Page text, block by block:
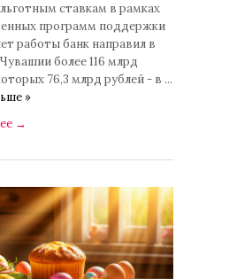
ставкам в рамках
программ поддержки
работы банк направил в
более 116 млрд
76,3 млрд рублей - в ...
»
→